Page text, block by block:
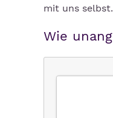
mit uns selbst.
Wie